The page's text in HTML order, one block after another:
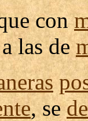
con
las de
, se